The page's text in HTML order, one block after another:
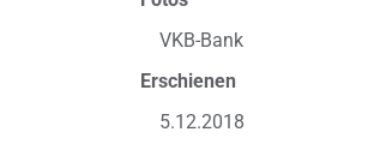
VKB-Bank
Erschienen
5.12.2018